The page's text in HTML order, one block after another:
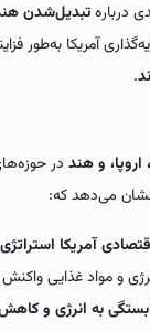
دربارهتبدیل‌شدن
آمریکا به‌طور
.
اروپا، و هند در
می‌دهد که:
آمریکا
و مواد غذایی
وابستگی به انرژی و